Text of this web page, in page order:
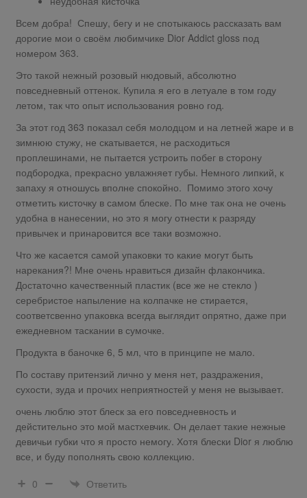
Всем добра! Спешу, бегу и не спотыкаюсь рассказать вам
дорогие мои о своём любимчике Dior Addict gloss под
номером 363.
Это такой нежный розовый нюдовый, абсолютно
повседневный оттенок. Купила я его в летуале в том году
летом, так что опыт использования ровно год.
За этот год 363 показал себя молодцом и на летней жаре и в
зимнюю стужу, не скатывается, не расходиться
проплешинами, не пытается устроить побег в сторону
подбородка, прекрасно увлажняет губы. Немного липкий, к
запаху я отношусь вполне спокойно. Помимо этого хочу
отметить кисточку в самом блеске. По мне так она не очень
удобна в нанесении, но это я могу отнести к разряду
привычек и принаровится все таки возможно.
Что же касается самой упаковки то какие могут быть
нарекания?! Мне очень нравиться дизайн флакончика.
Достаточно качественный пластик (все же не стекло )
серебристое напыление на колпачке не стирается,
соответсвенно упаковка всегда выглядит опрятно, даже при
ежедневном таскании в сумочке.
Продукта в баночке 6, 5 мл, что в принципе не мало.
По составу притензий лично у меня нет, раздражения,
сухости, зуда и прочих неприятностей у меня не вызывает.
очень люблю этот блеск за его повседневность и
дейстительно это мой мастхевчик. Он делает такие нежные
девичьи губки что я просто немогу. Хотя блески Dior я люблю
все, и буду пополнять свою коллекцию.
0
Ответить